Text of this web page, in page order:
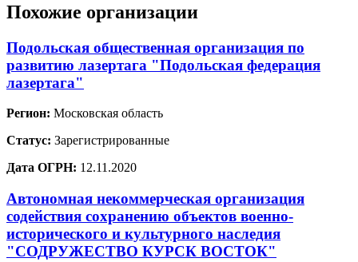
Похожие организации
Подольская общественная организация по
развитию лазертага "Подольская федерация
лазертага"
Регион: Московская область
Статус: Зарегистрированные
Дата ОГРН: 12.11.2020
Автономная некоммерческая организация
содействия сохранению объектов военно-
исторического и культурного наследия
"СОДРУЖЕСТВО КУРСК ВОСТОК"